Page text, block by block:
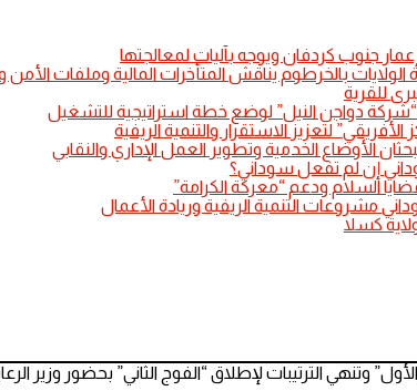
جنوب كردفان ويوجه بآليات لمعالجتها
بالخرطوم يناقش المتأخرات المالية وملفات الأمن
للقرية
“شركة دواجن النيل” لوضع خطة استراتيجية للتشغيل
لتعزيز الاستقرار والتنمية الريفية
الأوضاع الخدمية وتطوير العمل الإداري والنقابي
إن لم تفعل سوداني؟
السلام ودعم “معركة الكرامة”
مشروعات التنمية الريفية وريادة الأعمال
ولاية كسلا
وتنهي الترتيبات لإطلاق “الفوج الثاني” بحضور وزير